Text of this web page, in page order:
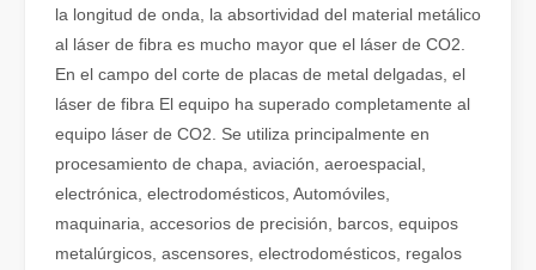
Las máquinas de corte por láser son una herramienta
la longitud de onda, la absortividad del material metálico
al láser de fibra es mucho mayor que el láser de CO2.
En el campo del corte de placas de metal delgadas, el
láser de fibra El equipo ha superado completamente al
equipo láser de CO2. Se utiliza principalmente en
procesamiento de chapa, aviación, aeroespacial,
electrónica, electrodomésticos, Automóviles,
maquinaria, accesorios de precisión, barcos, equipos
metalúrgicos, ascensores, electrodomésticos, regalos